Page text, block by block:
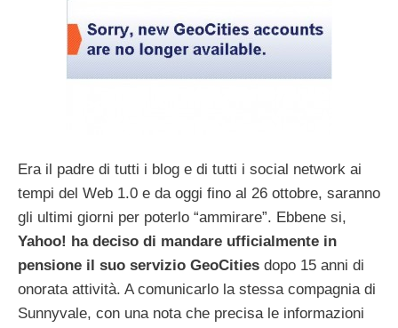
Era il padre di tutti i blog e di tutti i social network ai
tempi del Web 1.0 e da oggi fino al 26 ottobre, saranno
gli ultimi giorni per poterlo “ammirare”. Ebbene si,
Yahoo! ha deciso di mandare ufficialmente in
pensione il suo servizio GeoCities dopo 15 anni di
onorata attività. A comunicarlo la stessa compagnia di
Sunnyvale, con una nota che precisa le informazioni